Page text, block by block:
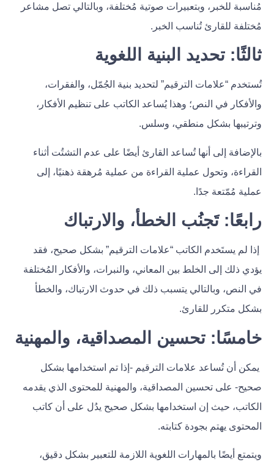
مُناسبة للخبر، وبتعبيرات صوتية مُختلفة، وبالتالي تصل مشاعر
مُختلفة للقارئ تُناسب الخبر.
ثالثًا: تحديد البنية اللغوية
تُستخدم “علامات الترقيم” لتحديد بنية الجُمّل، والفقرات،
والأفكار في النص؛ وهذا يُساعد الكاتب على تنظيم الأفكار،
وترتيبها بشكل منطقي، وسلس.
بالإضافة إلى أنها تُساعد القارئ أيضًا على عدم التشتُت أثناء
القراءة، وتحول عملية القراءة من عملية مُرهقة ذهنيًا، إلى
عملية مُمّتعة جدًا.
رابعًا: تَجنُب الخطأ، والارتباك
إذا لم يستَخدم الكاتب “علامات الترقيم” بشكل صحيح، فقد
يؤدي ذلك إلى الخلط بين المعاني، والنبرات، والأفكار المُختلفة
في النص، وبالتالي يتسبب ذلك في حدوث الارتباك، والخطأ
بشكل متكرر للقارئ.
خامسًا: تحسين المصداقية، والمهنية
يمكن أن تُساعد علامات الترقيم -إذا تم استخدامها بشكل
صحيح- على تحسين المصداقية، والمهنية للمحتوى الذي يقدمه
الكاتب، حيث إن استخدامها بشكل صحيح يدُل على أن كاتب
المحتوى يهتم بجودة كتابته.
ويتمتع أيضًا بالمهارات اللغوية اللازمة للتعبير بشكل دقيق،